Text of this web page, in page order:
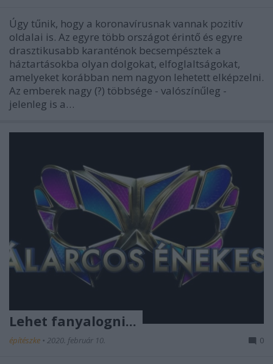
Úgy tűnik, hogy a koronavírusnak vannak pozitív
oldalai is. Az egyre több országot érintő és egyre
drasztikusabb karanténok becsempésztek a
háztartásokba olyan dolgokat, elfoglaltságokat,
amelyeket korábban nem nagyon lehetett elképzelni.
Az emberek nagy (?) többsége - valószínűleg -
jelenleg is a…
Lehet fanyalogni...
építészke • 2020. február 10. 0